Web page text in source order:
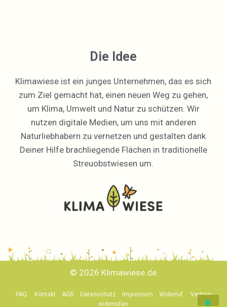
Die Idee
Klimawiese ist ein junges Unternehmen, das es sich
zum Ziel gemacht hat, einen neuen Weg zu gehen,
um Klima, Umwelt und Natur zu schützen. Wir
nutzen digitale Medien, um uns mit anderen
Naturliebhabern zu vernetzen und gestalten dank
Deiner Hilfe brachliegende Flächen in traditionelle
Streuobstwiesen um.
© 2026 Klimawiese.de
FAQ Kontakt AGB Datenschutz Impressum Widerruf
Vertrag
widerrufen
0 Artikel -0,00€
Zur Kasse